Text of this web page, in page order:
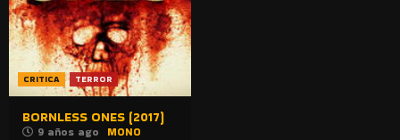
CRITICA TERROR
BORNLESS ONES (2017)
9 años ago MONO